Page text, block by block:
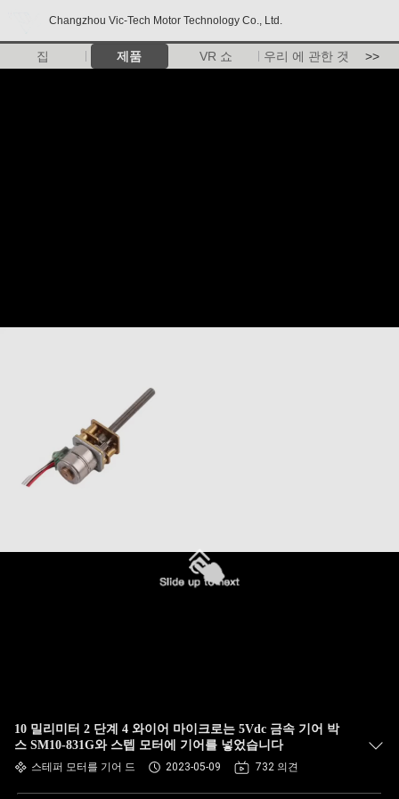
Changzhou Vic-Tech Motor Technology Co., Ltd.
집 제품 VR 쇼 우리 에 관한 것 >>
10 밀리미터 2 단계 4 와이어 마이크로는 5Vdc 금속 기어 박
스 SM10-831G와 스텝 모터에 기어를 넣었습니다
스테퍼 모터를 기어 드 2023-05-09 732 의견